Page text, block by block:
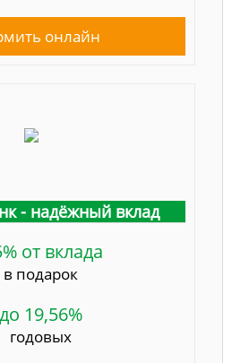
онлайн
- надёжный вклад
от вклада
в подарок
до 19,56%
годовых